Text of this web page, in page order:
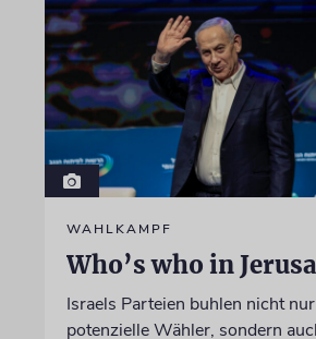
WAHLKAMPF
Who’s who in
Israels Parteien buhlen nicht
potenzielle Wähler, sondern